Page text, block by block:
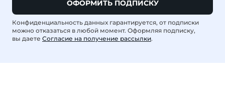
ОФОРМИТЬ ПОДПИСКУ
Конфиденциальность данных гарантируется, от подписки
можно отказаться в любой момент. Оформляя подписку,
вы даете Согласие на получение рассылки.